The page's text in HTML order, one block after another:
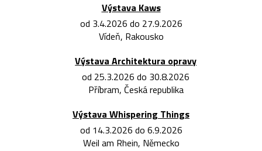
Výstava Kaws
od 3.4.2026 do 27.9.2026
Vídeň, Rakousko
Výstava Architektura opravy
od 25.3.2026 do 30.8.2026
Příbram, Česká republika
Výstava Whispering Things
od 14.3.2026 do 6.9.2026
Weil am Rhein, Německo